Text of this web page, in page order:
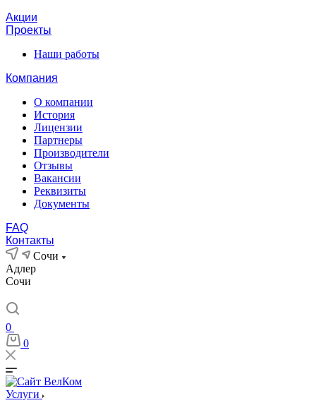
Акции
Проекты
Наши работы
Компания
О компании
История
Лицензии
Партнеры
Производители
Отзывы
Вакансии
Реквизиты
Документы
FAQ
Контакты
Сочи
Адлер
Сочи
0
0
Услуги